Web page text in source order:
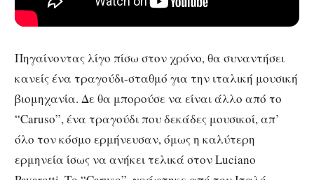
Πηγαίνοντας λίγο πίσω στον χρόνο, θα συναντήσει
κανείς ένα τραγούδι-σταθμό για την ιταλική μουσική
βιομηχανία. Δε θα μπορούσε να είναι άλλο από το
“Caruso”, ένα τραγούδι που δεκάδες μουσικοί, απ’
όλο τον κόσμο ερμήνευσαν, όμως η καλύτερη
ερμηνεία ίσως να ανήκει τελικά στον Luciano